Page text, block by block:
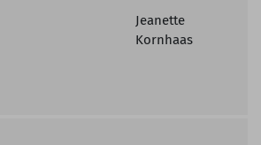
Jeanette
Kornhaas